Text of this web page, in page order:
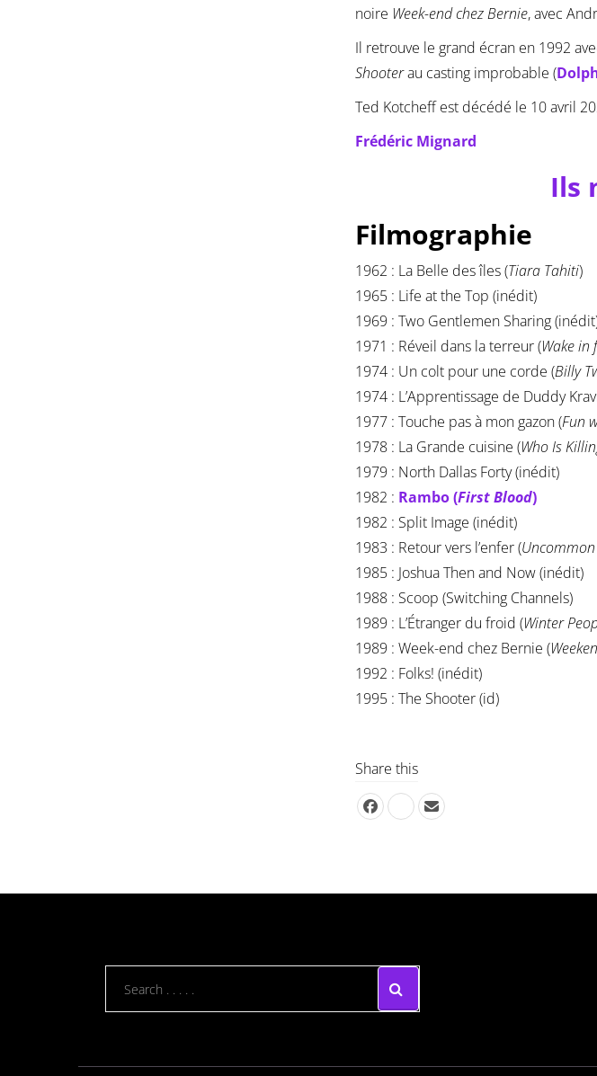
noire Week-end chez Bernie, avec
Il retrouve le grand écran en 1992
Shooterau casting improbable (
Ted Kotcheff est décédé le 10 avril
Frédéric Mignard
Ils
Filmographie
1962 : La Belle des îles (Tiara Tahiti)
1965 : Life at the Top (inédit)
1969 : Two Gentlemen Sharing
1971 : Réveil dans la terreur (Wake in
1974 : Un colt pour une corde (Billy
1974 : L’Apprentissage de Duddy
1977 : Touche pas à mon gazon (Fun
1978 : La Grande cuisine (Who Is
1979 : North Dallas Forty (inédit)
1982 : Rambo (First Blood)
1982 : Split Image (inédit)
1983 : Retour vers l’enfer (
1985 : Joshua Then and Now (inédit)
1988 : Scoop (Switching Channels)
1989 : L’Étranger du froid (Winter
1989 : Week-end chez Bernie (
1992 : Folks! (inédit)
1995 : The Shooter (id)
Share this